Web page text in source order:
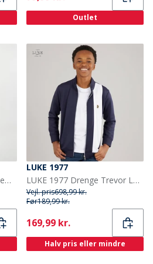
Outlet
JACK & JONES Drenge Lakewood Hættetrøje Og Joggingbukser Træningsdragt Sort/Mørk Grå Marl Panel
LUKE 1977
LUKE 1977 Drenge Trevor Løbe overdele Blå
Vejl. pris698,99 kr.
Før189,99 kr.
Current
169,99 kr.
Halv pris eller mindre